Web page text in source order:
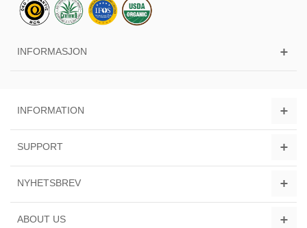
INFORMASJON
INFORMATION
SUPPORT
NYHETSBREV
ABOUT US